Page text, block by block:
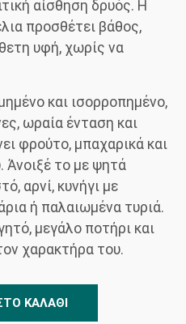
αίσθηση δρυός. Η
προσθέτει βάθος,
υφή, χωρίς να
και ισορροπημένο,
ωραία ένταση και
φρούτο, μπαχαρικά και
Άνοιξέ το με ψητά
αρνί, κυνήγι με
ή παλαιωμένα τυριά.
μεγάλο ποτήρι και
χαρακτήρα του.
ΚΑΛΆΘΙ